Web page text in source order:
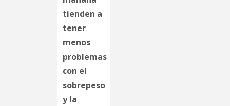
tienden a
tener
menos
problemas
con el
sobrepeso
y la